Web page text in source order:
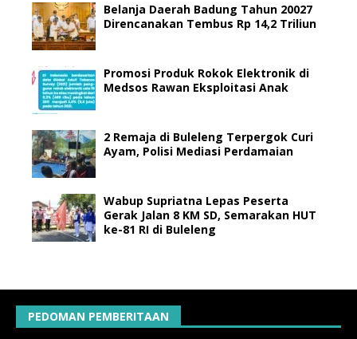
Belanja Daerah Badung Tahun 20027
Direncanakan Tembus Rp 14,2 Triliun
Promosi Produk Rokok Elektronik di
Medsos Rawan Eksploitasi Anak
2 Remaja di Buleleng Terpergok Curi
Ayam, Polisi Mediasi Perdamaian
Wabup Supriatna Lepas Peserta
Gerak Jalan 8 KM SD, Semarakan HUT
ke-81 RI di Buleleng
PEDOMAN PEMBERITAAN